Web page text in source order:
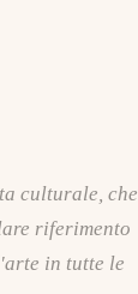
culturale, che
riferimento
in tutte le